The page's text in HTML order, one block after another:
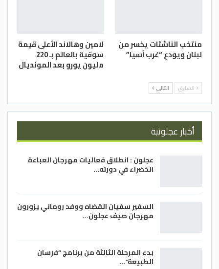
منتخب الناشئات يخسر من
لبنان ويودع “غرب آسيا”
لامين وهالاند الأعلى قيمة
سوقية بالعالم بـ 220
مليون يورو بعد المونديال
السابق التالي
أخبار عجلونية
عجلون : انطلاق فعاليات مهرجان العباءة
الخضراء في دورته…
السفير سفيان القضاه ووفد روماني يزورون
مهرجان صيف عجلون…
بدء المرحلة الثالثة من برنامج “فرسان
الطبيعة”…